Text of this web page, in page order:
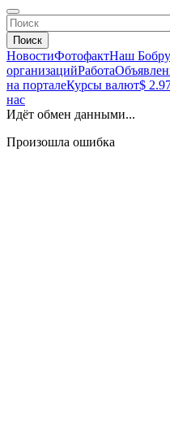
Поиск
НовостиФотофактНаш
организацийРабота
на порталеКурсы валют$
нас
Идёт обмен данными...
Произошла ошибка